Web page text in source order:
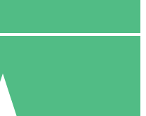
00